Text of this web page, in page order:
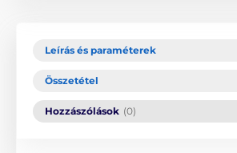
Leírás és paraméterek
Összetétel
Hozzászólások (0)